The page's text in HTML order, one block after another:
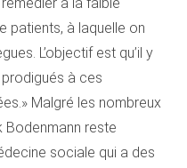
patients, à laquelle on
L’objectif est qu’il y
prodigués à ces
Malgré les nombreux
reste
sociale qui a des